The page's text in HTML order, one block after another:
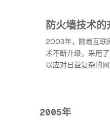
防火墙技术的
2003年，随着互联
术不断升级，采用
以应对日益复杂的网
2005年